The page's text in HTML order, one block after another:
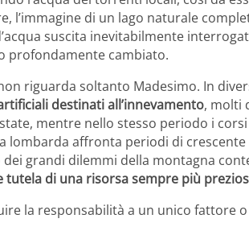
l’immagine di un lago naturale
suscita inevitabilmente
profondamente cambiato.
riguarda soltanto Madesimo. In
destinati all’innevamento, molti
mentre nello stesso periodo i
lombarda affronta periodi di
grandi dilemmi della montagna
tutela di una risorsa sempre più
la responsabilità a un unico fattore